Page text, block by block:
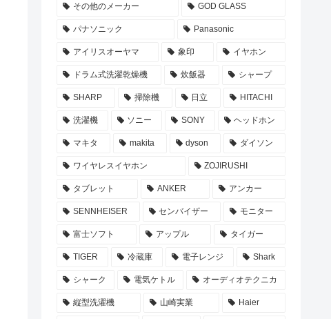
その他のメーカー GOD GLASS
パナソニック Panasonic
アイリスオーヤマ 象印 イヤホン
ドラム式洗濯乾燥機 炊飯器 シャープ
SHARP 掃除機 日立 HITACHI
洗濯機 ソニー SONY ヘッドホン
マキタ makita dyson ダイソン
ワイヤレスイヤホン ZOJIRUSHI
タブレット ANKER アンカー
SENNHEISER センバイザー モニター
富士ソフト アップル タイガー
TIGER 冷蔵庫 電子レンジ Shark
シャーク 電気ケトル オーディオテクニカ
縦型洗濯機 山崎実業 Haier